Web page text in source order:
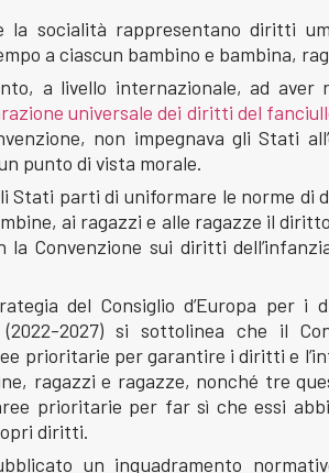
la socialità rappresentano diritti
a ciascun bambino e bambina,
a livello internazionale, ad aver
universale dei diritti del
non impegnava gli Stati
punto di vista morale.
Stati parti di uniformare le norme di
ai ragazzi e alle ragazze il
Convenzione sui diritti
del Consiglio d’Europa per i
(2022-2027) si sottolinea che il
prioritarie per garantire i diritti e
ragazzi e ragazze, nonché tre
prioritarie per far sì che essi
diritti.
un inquadramento